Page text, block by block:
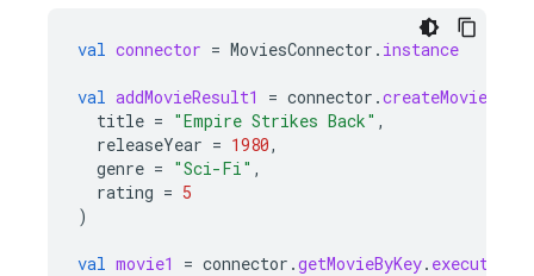
val connector = MoviesConnector . instance
val addMovieResult1 = connector .createMovie
title = "Empire Strikes Back" ,
releaseYear = 1980,
genre = "Sci-Fi" ,
rating = 5
)
val movie1 = connector .getMovieByKey. execute